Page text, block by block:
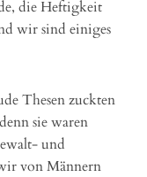
die Heftigkeit
wir sind einiges
Thesen zuckten
sie waren
und
von Männern